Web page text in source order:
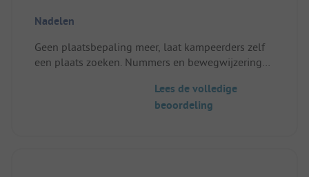
Nadelen
Geen plaatsbepaling meer, laat kampeerders zelf
een plaats zoeken. Nummers en bewegwijzering
Standplaats/Huuraccommodatie: Hebben lang
naar onze aangewezen plaats gezocht en niet
Lees de volledige
beoordeling